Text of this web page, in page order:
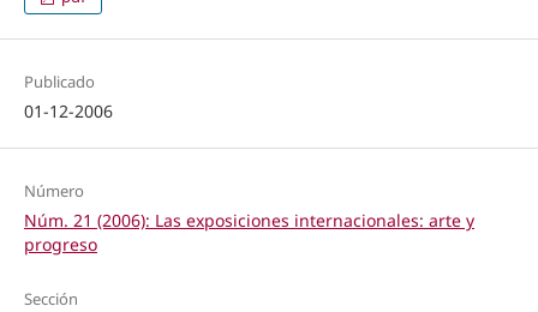
Publicado
01-12-2006
Número
Núm. 21 (2006): Las exposiciones internacionales: arte y
progreso
Sección